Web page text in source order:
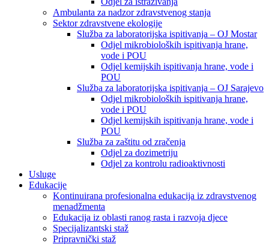
Ambulanta za nadzor zdravstvenog stanja
Sektor zdravstvene ekologije
Služba za laboratorijska ispitivanja – OJ Mostar
Odjel mikrobioloških ispitivanja hrane,
vode i POU
Odjel kemijskih ispitivanja hrane, vode i
POU
Služba za laboratorijska ispitivanja – OJ Sarajevo
Odjel mikrobioloških ispitivanja hrane,
vode i POU
Odjel kemijskih ispitivanja hrane, vode i
POU
Služba za zaštitu od zračenja
Odjel za dozimetriju
Odjel za kontrolu radioaktivnosti
Usluge
Edukacije
Kontinuirana profesionalna edukacija iz zdravstvenog
menadžmenta
Edukacija iz oblasti ranog rasta i razvoja djece
Specijalizantski staž
Pripravnički staž